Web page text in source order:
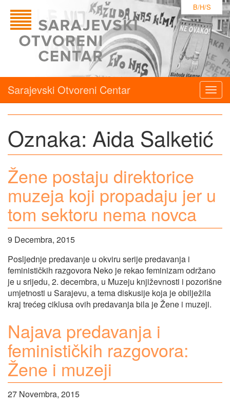
B/H/S
Sarajevski Otvoreni Centar
Oznaka: Aida Salketić
Žene postaju direktorice
muzeja koji propadaju jer u
tom sektoru nema novca
9 Decembra, 2015
Posljednje predavanje u okviru serije predavanja i
feminističkih razgovora Neko je rekao feminizam održano
je u srijedu, 2. decembra, u Muzeju književnosti i pozorišne
umjetnosti u Sarajevu, a tema diskusije koja je obilježila
kraj trećeg ciklusa ovih predavanja bila je Žene i muzeji.
Najava predavanja i
feminističkih razgovora:
Žene i muzeji
27 Novembra, 2015